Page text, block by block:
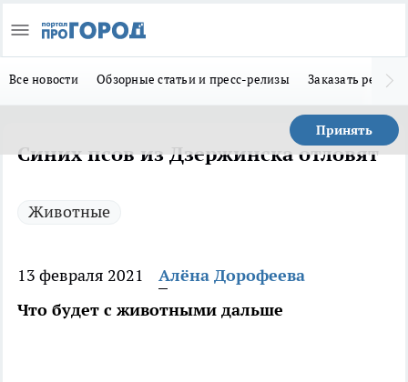
Все новости Обзорные статьи и пресс-релизы Заказать
Принять
Синих псов из Дзержинска отловят
Животные
13 февраля 2021
Алёна Дорофеева
Что будет с животными дальше